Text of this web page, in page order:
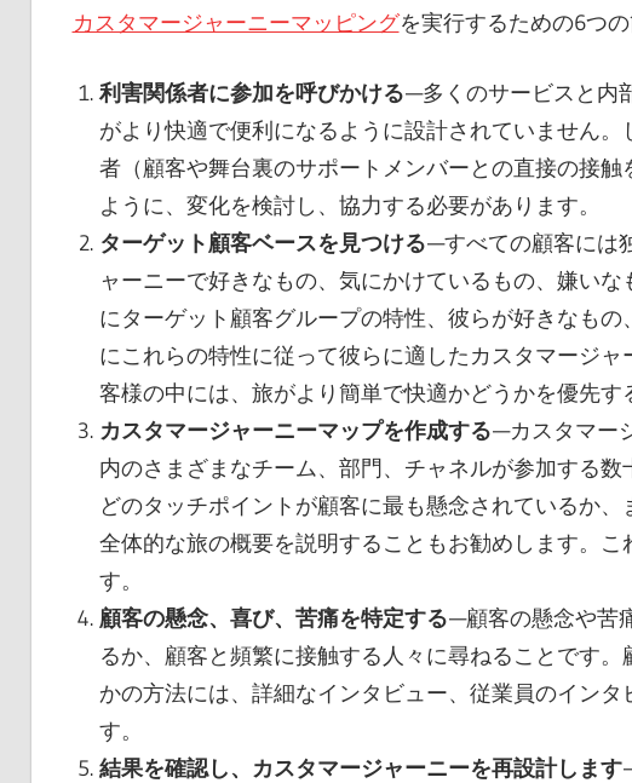
カスタマージャーニーマッピングを実行するための6つ
利害関係者に参加を呼びかける—多くのサービスと内
がより快適で便利になるように設計されていません
者（顧客や舞台裏のサポートメンバーとの直接の接
ように、変化を検討し、協力する必要があります。
ターゲット顧客ベースを見つける—すべての顧客には
ャーニーで好きなもの、気にかけているもの、嫌い
にターゲット顧客グループの特性、彼らが好きなも
にこれらの特性に従って彼らに適したカスタマージ
客様の中には、旅がより簡単で快適かどうかを優先す
カスタマージャーニーマップを作成する—カスタマー
内のさまざまなチーム、部門、チャネルが参加する数
どのタッチポイントが顧客に最も懸念されているか
全体的な旅の概要を説明することもお勧めします。
す。
顧客の懸念、喜び、苦痛を特定する—顧客の懸念や苦
るか、顧客と頻繁に接触する人々に尋ねることです
かの方法には、詳細なインタビュー、従業員のイン
す。
結果を確認し、カスタマージャーニーを再設計します